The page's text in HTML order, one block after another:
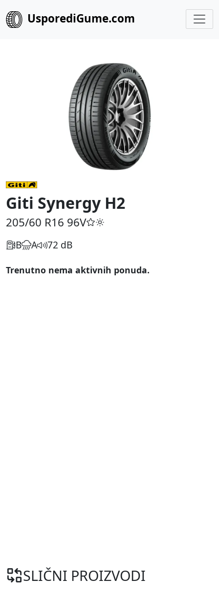
UsporediGume.com
Giti Synergy H2
205/60 R16 96V
B A 72 dB
Trenutno nema aktivnih ponuda.
SLIČNI PROIZVODI